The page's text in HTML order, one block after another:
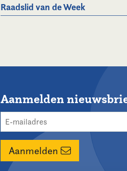
Raadslid van de Week
Aanmelden
Aanmelden